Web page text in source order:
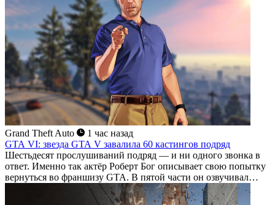
Grand Theft Auto
1 час назад
GTA VI: звезда GTA V завалила 60 кастингов подряд
Шестьдесят прослушиваний подряд — и ни одного звонка в
ответ. Именно так актёр Роберт Бог описывает свою попытку
вернуться во франшизу GTA. В пятой части он озвучивал
Стивена Хейнса, коррумпированного агента ФРБ, с которым
сталкиваются главные герои. Казалось бы, у...